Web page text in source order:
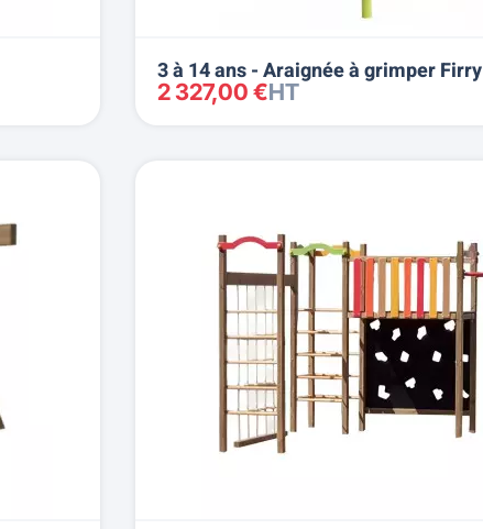
3 à 14 ans - Araignée à grimper Firry
2 327,00 €HT